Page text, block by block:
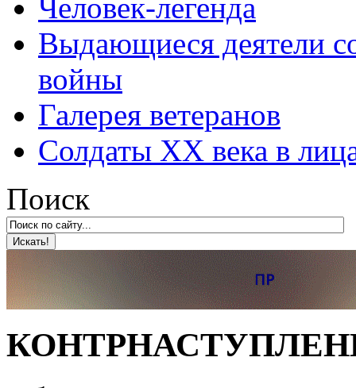
Человек-легенда
Выдающиеся деятели
войны
Галерея ветеранов
Солдаты XX века в
Поиск